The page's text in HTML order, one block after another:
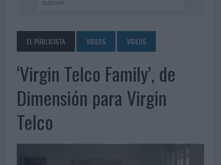
EL PUBLICISTA VIDEOS VIDEOS
‘Virgin Telco Family’, de
Dimensión para Virgin
Telco